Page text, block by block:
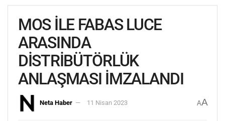
MOS İLE FABAS LUCE
ARASINDA
DİSTRİBÜTÖRLÜK
ANLAŞMASI İMZALANDI
Neta Haber 11 Nisan 2023 AA